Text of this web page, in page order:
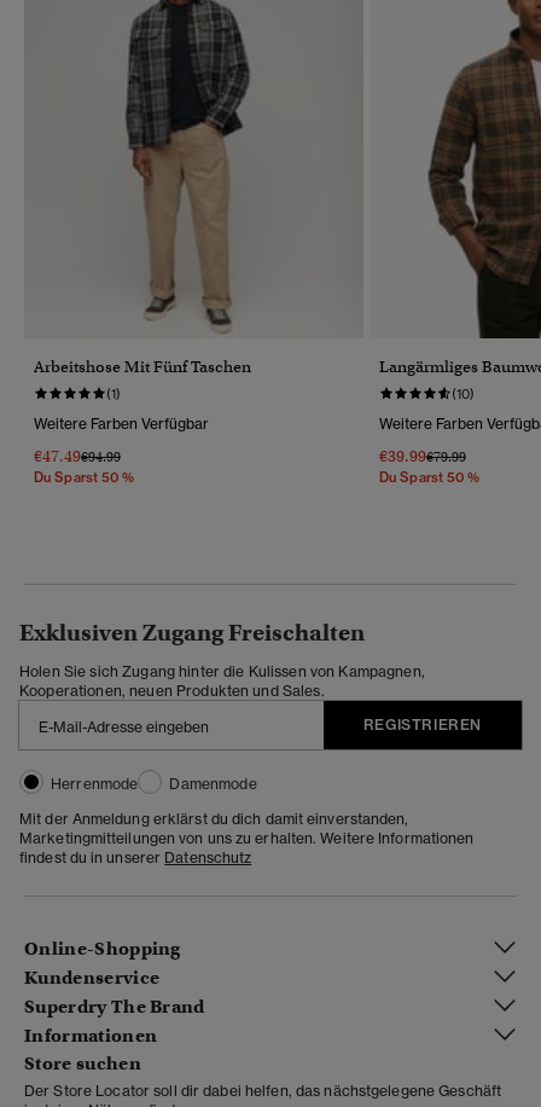
Arbeitshose Mit Fünf Taschen
(1)
Weitere Farben Verfügbar
€47.49Preis Wurde Reduziert Von
€94.99Bis
Du Sparst 50 %
Langärmliges
(10)
Weitere Farben
€39.99Preis Wurde
€79.99Bis
Du Sparst 50 %
Exklusiven Zugang Freischalten
Holen Sie sich Zugang hinter die Kulissen von Kampagnen,
Kooperationen, neuen Produkten und Sales.
REGISTRIEREN
Herrenmode
Damenmode
Mit der Anmeldung erklärst du dich damit einverstanden,
Marketingmitteilungen von uns zu erhalten. Weitere Informationen
findest du in unserer Datenschutz
Online-Shopping
Kundenservice
Superdry The Brand
Informationen
Store suchen
Der Store Locator soll dir dabei helfen, das nächstgelegene Geschäft